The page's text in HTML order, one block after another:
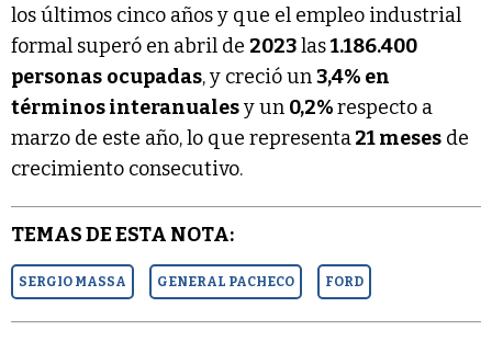
los últimos cinco años y que el empleo industrial
formal superó en abril de 2023las1.186.400
personas ocupadas, y creció un3,4% en
términos interanualesy un 0,2%respecto a
marzo de este año, lo que representa21 meses de
crecimiento consecutivo.
TEMAS DE ESTA NOTA:
SERGIO MASSA GENERAL PACHECO FORD